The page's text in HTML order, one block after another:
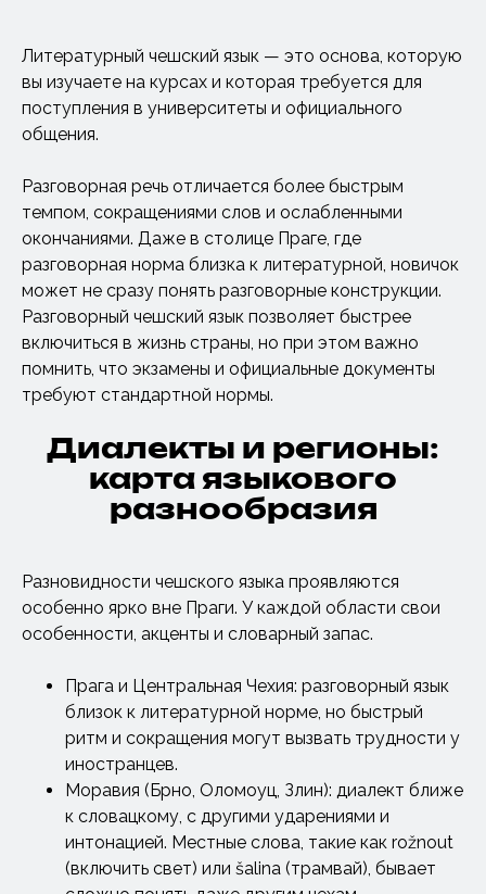
Литературный чешский язык — это основа, которую
вы изучаете на курсах и которая требуется для
поступления в университеты и официального
общения.
Разговорная речь отличается более быстрым
темпом, сокращениями слов и ослабленными
окончаниями. Даже в столице Праге, где
разговорная норма близка к литературной, новичок
может не сразу понять разговорные конструкции.
Разговорный чешский язык позволяет быстрее
включиться в жизнь страны, но при этом важно
помнить, что экзамены и официальные документы
требуют стандартной нормы.
Диалекты и регионы:
карта языкового
разнообразия
Разновидности чешского языка проявляются
особенно ярко вне Праги. У каждой области свои
особенности, акценты и словарный запас.
Прага и Центральная Чехия: разговорный язык
близок к литературной норме, но быстрый
ритм и сокращения могут вызвать трудности у
иностранцев.
Моравия (Брно, Оломоуц, Злин): диалект ближе
к словацкому, с другими ударениями и
интонацией. Местные слова, такие как rožnout
(включить свет) или šalina (трамвай), бывает